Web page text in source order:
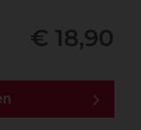
€ 18,90